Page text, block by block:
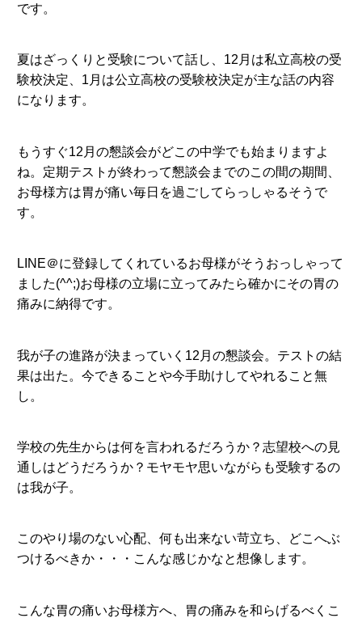
です。
夏はざっくりと受験について話し、12月は私立高校の受
験校決定、1月は公立高校の受験校決定が主な話の内容
になります。
もうすぐ12月の懇談会がどこの中学でも始まりますよ
ね。定期テストが終わって懇談会までのこの間の期間、
お母様方は胃が痛い毎日を過ごしてらっしゃるそうで
す。
LINE＠に登録してくれているお母様がそうおっしゃって
ました(^^;)お母様の立場に立ってみたら確かにその胃の
痛みに納得です。
我が子の進路が決まっていく12月の懇談会。テストの結
果は出た。今できることや今手助けしてやれること無
し。
学校の先生からは何を言われるだろうか？志望校への見
通しはどうだろうか？モヤモヤ思いながらも受験するの
は我が子。
このやり場のない心配、何も出来ない苛立ち、どこへぶ
つけるべきか・・・こんな感じかなと想像します。
こんな胃の痛いお母様方へ、胃の痛みを和らげるべくこ